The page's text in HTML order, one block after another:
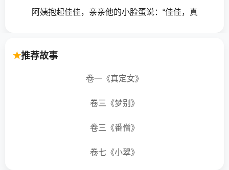
阿姨抱起佳佳，亲亲他的小脸蛋说：“佳佳，真
佳佳悄悄地告诉小朋友：“我迟到了，阿姨还表扬
摇摇头说:“不,我是自己走来的。”
推荐故事
卷一《真定女》
卷三《梦别》
卷三《番僧》
卷七《小翠》